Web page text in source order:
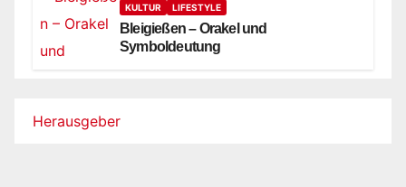
KULTUR LIFESTYLE
Bleigießen – Orakel und
Symboldeutung
Herausgeber